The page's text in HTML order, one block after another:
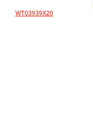
WT03939X20